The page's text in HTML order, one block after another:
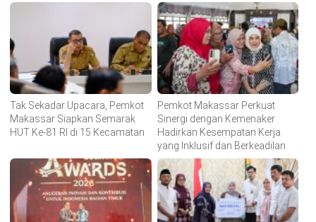
Tak Sekadar Upacara, Pemkot
Makassar Siapkan Semarak
HUT Ke-81 RI di 15 Kecamatan
Pemkot Makassar Perkuat
Sinergi dengan Kemenaker
Hadirkan Kesempatan Kerja
yang Inklusif dan Berkeadilan